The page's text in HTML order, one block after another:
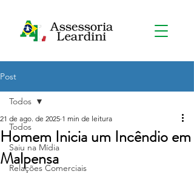
Post
Todos
Saiu na Mídia
Relações Comerciais
Todos
Homem Inicia um Incêndio em
Malpensa
21 de ago. de 2025 1 min de leitura